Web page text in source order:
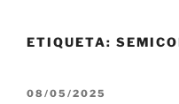
ETIQUETA:
P
08/05/2025